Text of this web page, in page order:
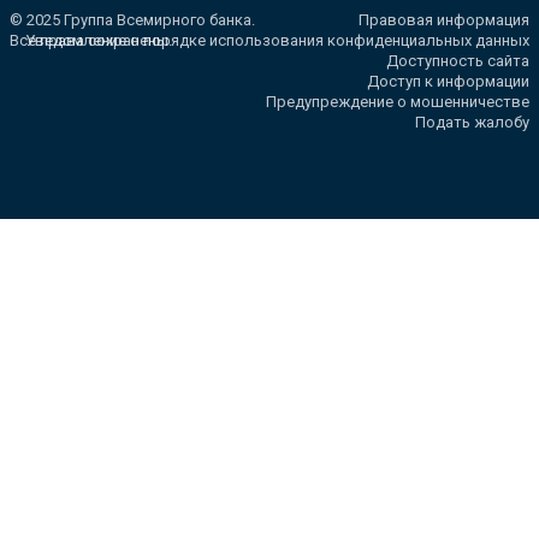
© 2025 Группа Всемирного банка.
Все права сохранены.
Правовая информация
Уведомление о порядке использования конфиденциальных данных
Доступность сайта
Доступ к информации
Предупреждение о мошенничестве
Подать жалобу